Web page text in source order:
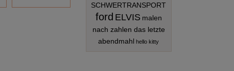
SCHWERTRANSPORT
ford ELVIS malen
nach zahlen das letzte
abendmahl hello kitty